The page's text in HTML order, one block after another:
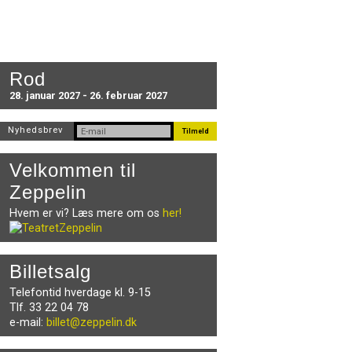
Rod
28. januar 2027 - 26. februar 2027
Nyhedsbrev
Velkommen til
Zeppelin
Hvem er vi? Læs mere om os her!
Billetsalg
Telefontid hverdage kl. 9-15
Tlf. 33 22 04 78
e-mail: billet@zeppelin.dk